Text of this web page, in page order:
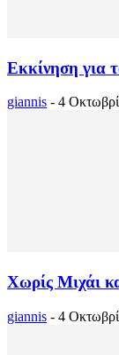
Εκκίνηση για
giannis - 4
Χωρίς Μιχάι
giannis - 4